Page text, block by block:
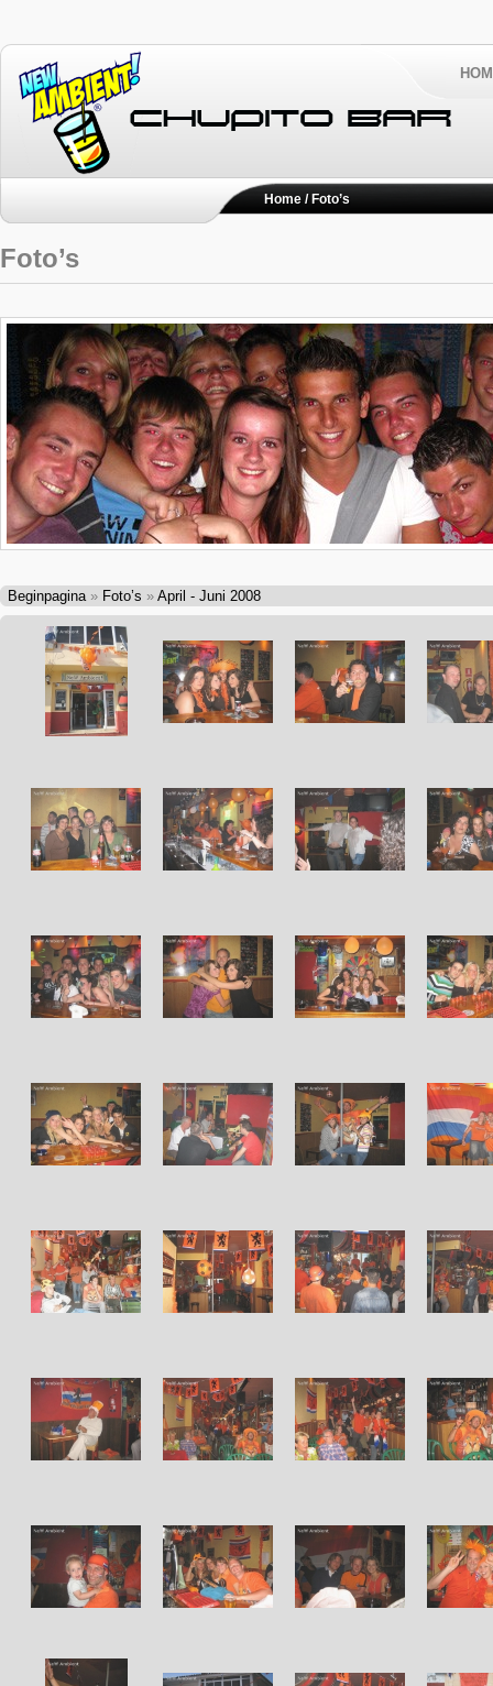
Home / Foto’s
Foto’s
Beginpagina » Foto’s » April - Juni 2008